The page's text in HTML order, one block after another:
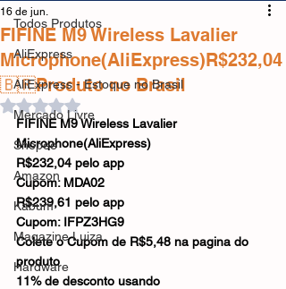
Todos Produtos
AliExpress
AliExpress - Estoque no Brasil
Mercado Livre
Shopee
Amazon
Kabum
Magazine Luiza
Hardware
FIFINE M9 Wireless Lavalier
Microphone(AliExpress)R$232,04
🇧🇷Produto no Brasil
16 de jun.
Avaliado com NaN de 5 estrelas.
FIFINE M9 Wireless Lavalier
Microphone(AliExpress)
R$232,04 pelo app
Cupom: MDA02
R$239,61 pelo app
Cupom: IFPZ3HG9
Colete o Cupom de R$5,48 na pagina do
produto
11% de desconto usando